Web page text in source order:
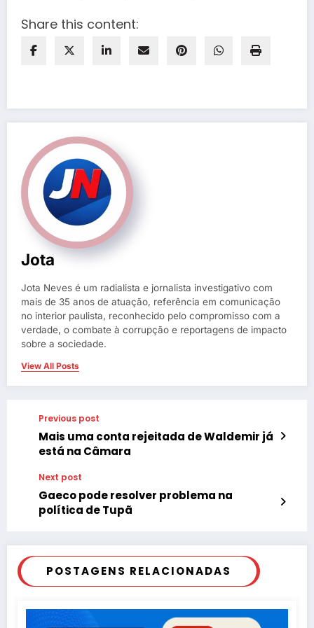
Share this content:
Jota
Jota Neves é um radialista e jornalista investigativo com
mais de 35 anos de atuação, referência em comunicação
no interior paulista, reconhecido pelo compromisso com a
verdade, o combate à corrupção e reportagens de impacto
sobre a sociedade.
View All Posts
Previous post
Mais uma conta rejeitada de Waldemir já
está na Câmara
Next post
Gaeco pode resolver problema na
política de Tupã
POSTAGENS RELACIONADAS